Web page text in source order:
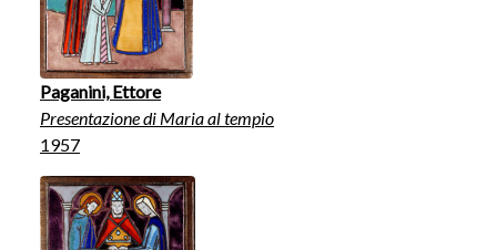
Paganini, Ettore
Presentazione di Maria al tempio
1957